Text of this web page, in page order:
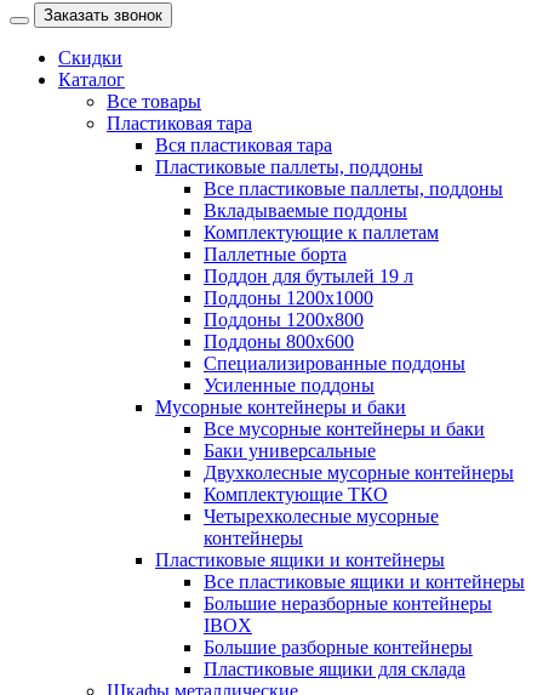
Заказать звонок
Скидки
Каталог
Все товары
Пластиковая тара
Вся пластиковая тара
Пластиковые паллеты, поддоны
Все пластиковые паллеты, поддоны
Вкладываемые поддоны
Комплектующие к паллетам
Паллетные борта
Поддон для бутылей 19 л
Поддоны 1200х1000
Поддоны 1200х800
Поддоны 800х600
Специализированные поддоны
Усиленные поддоны
Мусорные контейнеры и баки
Все мусорные контейнеры и баки
Баки универсальные
Двухколесные мусорные контейнеры
Комплектующие ТКО
Четырехколесные мусорные
контейнеры
Пластиковые ящики и контейнеры
Все пластиковые ящики и контейнеры
Большие неразборные контейнеры
IBOX
Большие разборные контейнеры
Пластиковые ящики для склада
Шкафы металлические